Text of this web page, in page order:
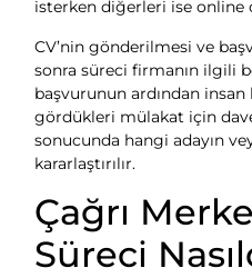
isterken diğerleri ise online
CV’nin gönderilmesi ve
sonra süreci firmanın ilgili
başvurunun ardından insan
gördükleri mülakat için
sonucunda hangi adayın
kararlaştırılır.
Çağrı
Süreci